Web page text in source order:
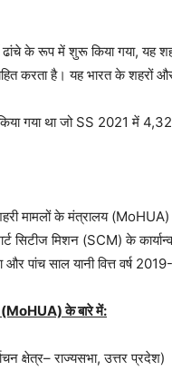
ढांचे के रूप में शुरू किया गया, यह
करता है। यह भारत के शहरों
गया था जो SS 2021 में
मामलों के मंत्रालय
सिटीज मिशन (SCM) के
पांच साल यानी वित्त वर्ष
(MoHUA) के बारे में:
क्षेत्र– राज्यसभा, उत्तर प्रदेश)